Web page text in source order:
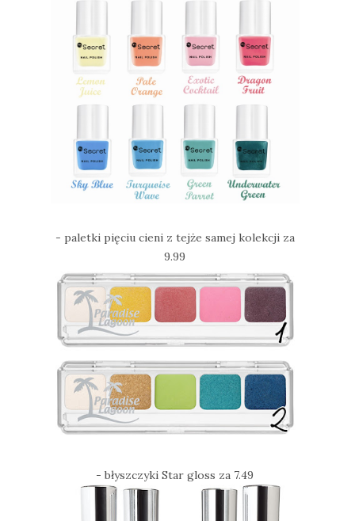
- paletki pięciu cieni z tejże samej kolekcji za
9.99
- błyszczyki Star gloss za 7.49